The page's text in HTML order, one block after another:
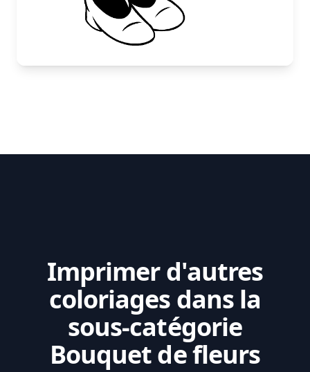
Imprimer d'autres
coloriages dans la
sous-catégorie
Bouquet de fleurs